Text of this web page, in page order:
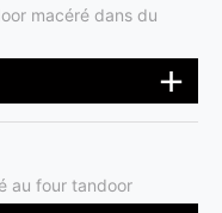
macéré dans du
au four tandoor